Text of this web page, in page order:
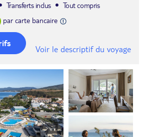
Transferts inclus
Tout compris
par carte bancaire
Voir le descriptif du voyage